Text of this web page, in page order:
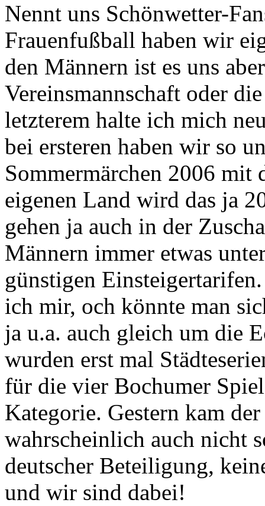
Nennt uns Schönwetter-
Frauenfußball haben wir
den Männern ist es uns
Vereinsmannschaft oder
letzterem halte ich mich
bei ersteren haben wir so
Sommermärchen 2006
eigenen Land wird das ja
gehen ja auch in der
Männern immer etwas
günstigen
ich mir, och könnte man
ja u.a. auch gleich um die
wurden erst mal
für die vier Bochumer
Kategorie. Gestern kam
wahrscheinlich auch nicht
deutscher Beteiligung,
und wir sind dabei!